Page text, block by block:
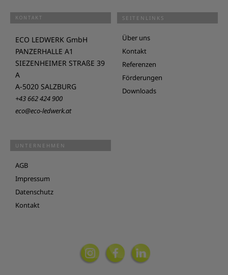
KONTAKT
ECO LEDWERK GmbH
PANZERHALLE A1
SIEZENHEIMER STRAßE 39
A
A-5020 SALZBURG
+43 662 424 900
eco@eco-ledwerk.at
SEITENLINKS
Über uns
Kontakt
Referenzen
Förderungen
Downloads
UNTERNEHMEN
AGB
Impressum
Datenschutz
Kontakt